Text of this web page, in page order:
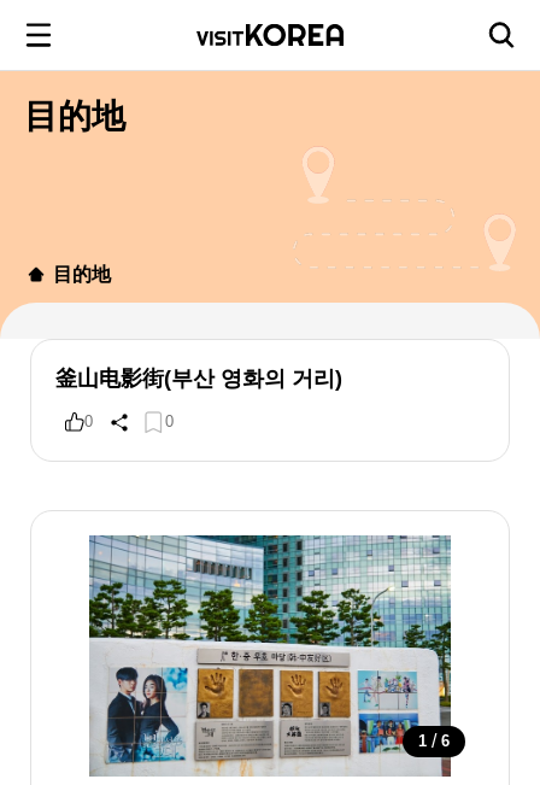
目的地
目的地
釜山电影街(부산 영화의 거리)
0 0
1 / 6